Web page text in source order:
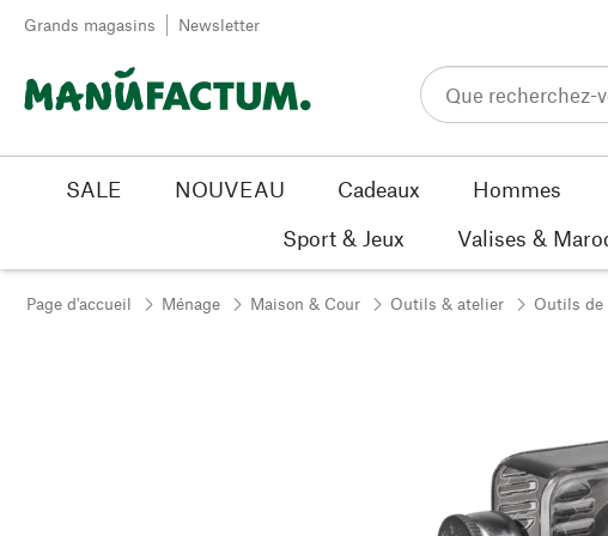
Passer au contenu
Grands magasins Newsletter
SALE NOUVEAU Cadeaux Hommes
Sport & Jeux
Valises &
Page d'accueil Ménage Maison & Cour Outils & atelier Outils de